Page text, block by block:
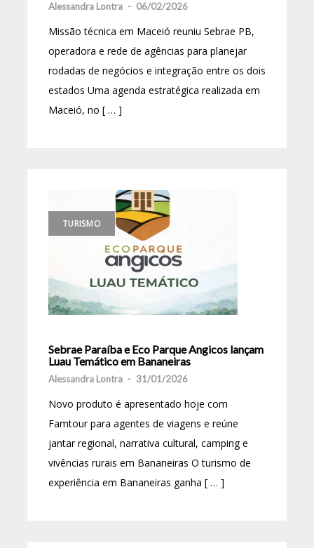
Alessandra Lontra - 06/02/2026
Missão técnica em Maceió reuniu Sebrae PB,
operadora e rede de agências para planejar
rodadas de negócios e integração entre os dois
estados Uma agenda estratégica realizada em
Maceió, no [ … ]
TURISMO
Sebrae Paraíba e Eco Parque Angicos lançam
Luau Temático em Bananeiras
Alessandra Lontra - 31/01/2026
Novo produto é apresentado hoje com
Famtour para agentes de viagens e reúne
jantar regional, narrativa cultural, camping e
vivências rurais em Bananeiras O turismo de
experiência em Bananeiras ganha [ … ]